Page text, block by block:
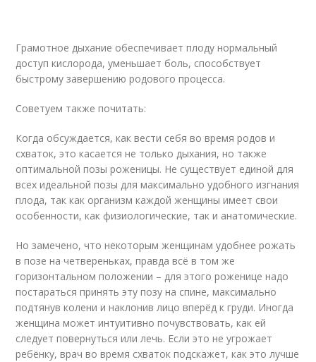
Грамотное дыхание обеспечивает плоду нормальный
доступ кислорода, уменьшает боль, способствует
быстрому завершению родового процесса.
Советуем также почитать:
Когда обсуждается, как вести себя во время родов и
схваток, это касается не только дыхания, но также
оптимальной позы роженицы. Не существует единой для
всех идеальной позы для максимально удобного изгнания
плода, так как организм каждой женщины имеет свои
особенности, как физиологические, так и анатомические.
Но замечено, что некоторым женщинам удобнее рожать
в позе на четвереньках, правда всё в том же
горизонтальном положении – для этого роженице надо
постараться принять эту позу на спине, максимально
подтянув колени и наклонив лицо вперёд к груди. Иногда
женщина может интуитивно почувствовать, как ей
следует повернуться или лечь. Если это не угрожает
ребёнку, врач во время схваток подскажет, как это лучше